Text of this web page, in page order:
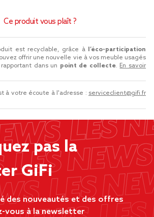
Ce produit vous plaît ?
est recyclable, grâce à
l’éco-participation
offrir une nouvelle vie à vos meuble usagés
dans un point de collecte. En savoir
à votre écoute à l'adresse : serviceclient@gifi.fr
pas la
GiFi
des nouveautés et des offres
vous à la newsletter